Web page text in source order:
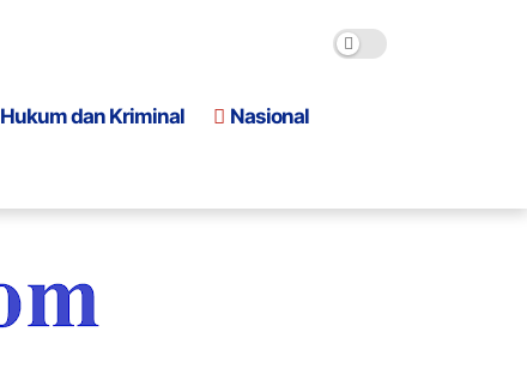
Hukum dan Kriminal Nasional